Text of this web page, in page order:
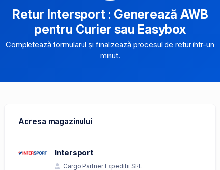
Retur Intersport : Generează AWB
pentru Curier sau Easybox
Completează formularul și finalizează procesul de retur într-un
minut.
Adresa magazinului
Intersport
Cargo Partner Expeditii SRL